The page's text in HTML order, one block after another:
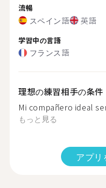
流暢
スペイン語 英語
学習中の言語
フランス語
理想の練習相手の条件
Mi compañero ideal
もっと見る
アプリ